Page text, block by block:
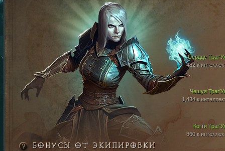
Чешуя
1,434 к
Когти
860 к
Сердце
482 к
БОНУСЫ ОТ ЭКИПИРОВКИ